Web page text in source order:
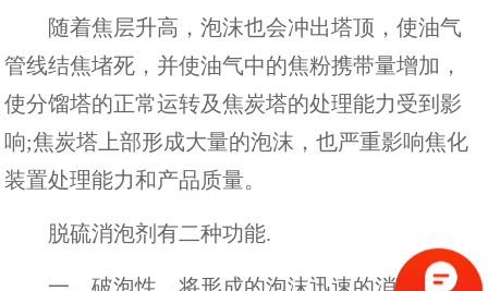
随着焦层升高，泡沫也会冲出塔顶，使油气
管线结焦堵死，并使油气中的焦粉携带量增加，
使分馏塔的正常运转及焦炭塔的处理能力受到影
响;焦炭塔上部形成大量的泡沫，也严重影响焦化
装置处理能力和产品质量。
脱硫消泡剂有二种功能.